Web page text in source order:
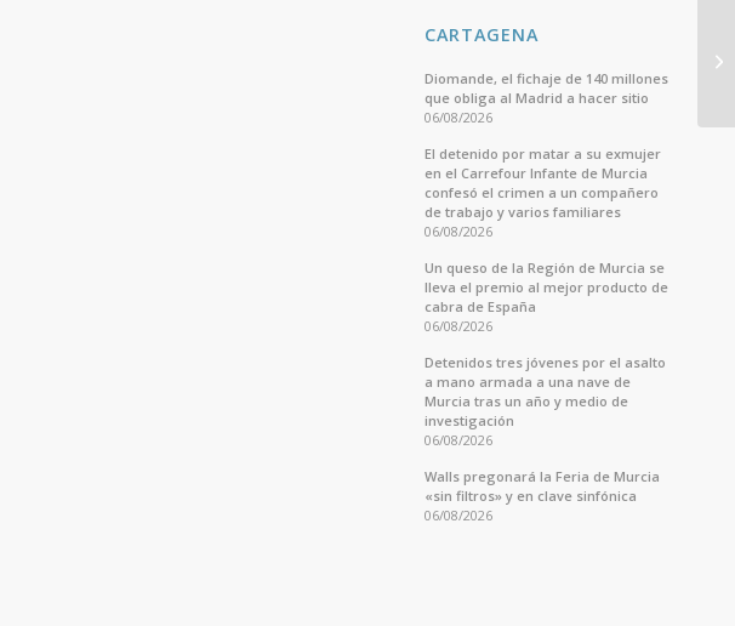
CARTAGENA
Diomande, el fichaje de 140 millones
que obliga al Madrid a hacer sitio
06/08/2026
El detenido por matar a su exmujer
en el Carrefour Infante de Murcia
confesó el crimen a un compañero
de trabajo y varios familiares
06/08/2026
Un queso de la Región de Murcia se
lleva el premio al mejor producto de
cabra de España
06/08/2026
Detenidos tres jóvenes por el asalto
a mano armada a una nave de
Murcia tras un año y medio de
investigación
06/08/2026
Walls pregonará la Feria de Murcia
«sin filtros» y en clave sinfónica
06/08/2026